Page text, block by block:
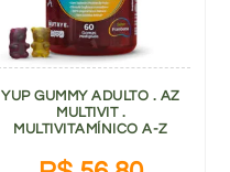
YUP GUMMY ADULTO . AZ
MULTIVIT .
MULTIVITAMÍNICO A-Z